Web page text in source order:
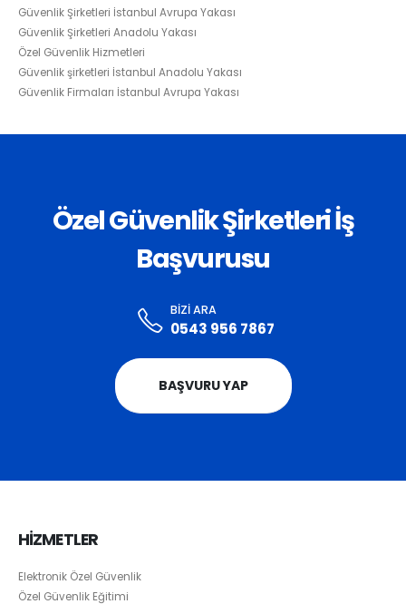
Güvenlik Şirketleri İstanbul Avrupa Yakası
Güvenlik Şirketleri Anadolu Yakası
Özel Güvenlik Hizmetleri
Güvenlik şirketleri İstanbul Anadolu Yakası
Güvenlik Firmaları İstanbul Avrupa Yakası
Özel Güvenlik Şirketleri İş
Başvurusu
BIZI ARA
0543 956 7867
BAŞVURU YAP
HİZMETLER
Elektronik Özel Güvenlik
Özel Güvenlik Eğitimi